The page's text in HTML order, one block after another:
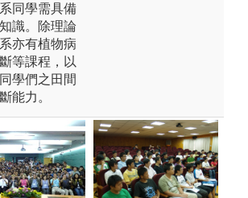
同學需具備
識。除理論
亦有植物病
等課程，以
學們之田間
能力。